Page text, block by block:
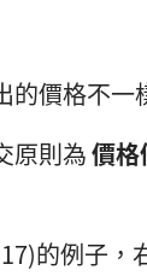
的價格不一
原則為價格
的例子，